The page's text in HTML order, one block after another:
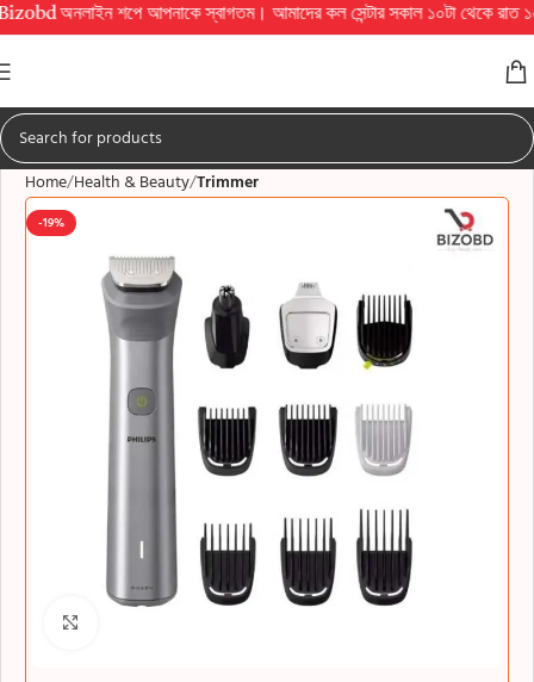
শপে আপনাকে স্বাগতম। আমাদের কল সেন্টার সকাল ১০টা থেকে রাত ১০টা
Home Health & Beauty Trimmer
-19%